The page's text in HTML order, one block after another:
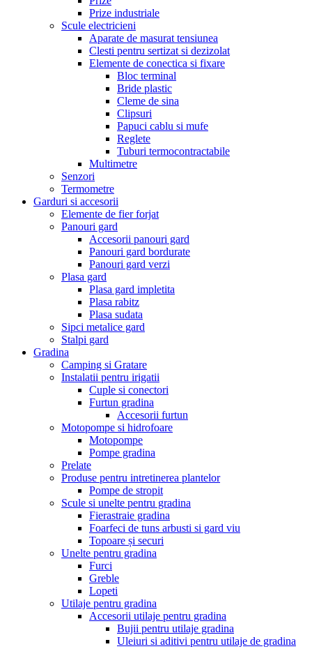
Prize industriale
Scule electricieni
Aparate de masurat tensiunea
Clesti pentru sertizat si dezizolat
Elemente de conectica si fixare
Bloc terminal
Bride plastic
Cleme de sina
Clipsuri
Papuci cablu si mufe
Reglete
Tuburi termocontractabile
Multimetre
Senzori
Termometre
Garduri si accesorii
Elemente de fier forjat
Panouri gard
Accesorii panouri gard
Panouri gard bordurate
Panouri gard verzi
Plasa gard
Plasa gard impletita
Plasa rabitz
Plasa sudata
Sipci metalice gard
Stalpi gard
Gradina
Camping si Gratare
Instalatii pentru irigatii
Cuple si conectori
Furtun gradina
Accesorii furtun
Motopompe si hidrofoare
Motopompe
Pompe gradina
Prelate
Produse pentru intretinerea plantelor
Pompe de stropit
Scule si unelte pentru gradina
Fierastraie gradina
Foarfeci de tuns arbusti si gard viu
Topoare și securi
Unelte pentru gradina
Furci
Greble
Lopeti
Utilaje pentru gradina
Accesorii utilaje pentru gradina
Bujii pentru utilaje gradina
Uleiuri si aditivi pentru utilaje de gradina